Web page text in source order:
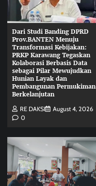
Dari Studi Banding DPRD
Prov.BANTEN Menuju
Transformasi Kebijakan:
PRKP Karawang Tegaskan
Kolaborasi Berbasis Data
sebagai Pilar Mewujudkan
Hunian Layak dan
Pembangunan Permukiman
Berkelanjutan
RE DAKSI
August 4, 2026
0